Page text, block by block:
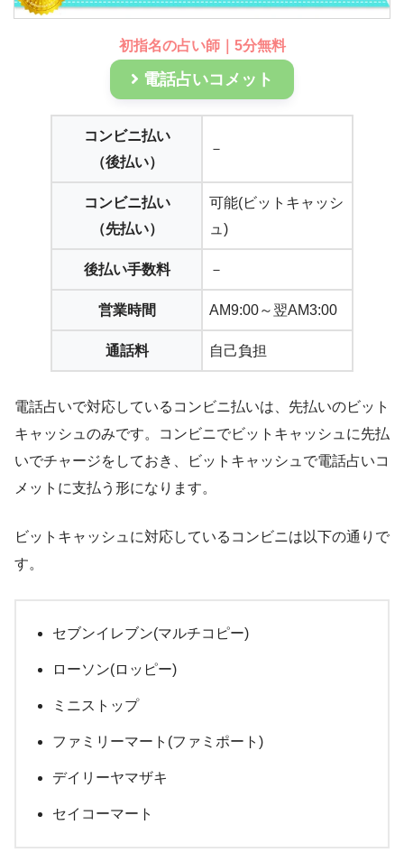
初指名の占い師｜5分無料
電話占いコメット
コンビニ払い
（後払い）
－
コンビニ払い
（先払い）
可能(ビットキャッシ
ュ)
後払い手数料 －
営業時間 AM9:00～翌AM3:00
通話料 自己負担
電話占いで対応しているコンビニ払いは、先払いのビット
キャッシュのみです。コンビニでビットキャッシュに先払
いでチャージをしておき、ビットキャッシュで電話占いコ
メットに支払う形になります。
ビットキャッシュに対応しているコンビニは以下の通りで
す。
セブンイレブン(マルチコピー)
ローソン(ロッピー)
ミニストップ
ファミリーマート(ファミポート)
デイリーヤマザキ
セイコーマート